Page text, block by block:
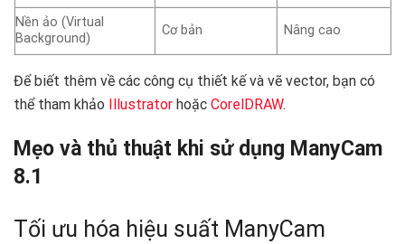
Nền ảo (Virtual
Background)
Cơ bản Nâng cao
Để biết thêm về các công cụ thiết kế và vẽ vector, bạn có
thể tham khảo Illustrator hoặc CorelDRAW.
Mẹo và thủ thuật khi sử dụng ManyCam
8.1
Tối ưu hóa hiệu suất ManyCam